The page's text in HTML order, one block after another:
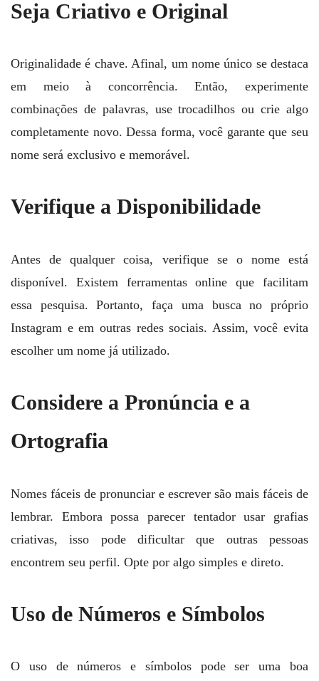
Seja Criativo e Original
Originalidade é chave. Afinal, um nome único se destaca
em meio à concorrência. Então, experimente
combinações de palavras, use trocadilhos ou crie algo
completamente novo. Dessa forma, você garante que seu
nome será exclusivo e memorável.
Verifique a Disponibilidade
Antes de qualquer coisa, verifique se o nome está
disponível. Existem ferramentas online que facilitam
essa pesquisa. Portanto, faça uma busca no próprio
Instagram e em outras redes sociais. Assim, você evita
escolher um nome já utilizado.
Considere a Pronúncia e a
Ortografia
Nomes fáceis de pronunciar e escrever são mais fáceis de
lembrar. Embora possa parecer tentador usar grafias
criativas, isso pode dificultar que outras pessoas
encontrem seu perfil. Opte por algo simples e direto.
Uso de Números e Símbolos
O uso de números e símbolos pode ser uma boa